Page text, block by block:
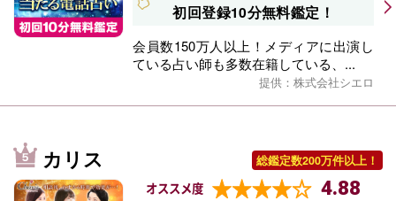
初回登録10分無料鑑定！
会員数150万人以上！メディアに出演し
ている占い師も多数在籍している、...
提供：株式会社シエロ
カリス 総鑑定数200万件以上！
オススメ度 4.88